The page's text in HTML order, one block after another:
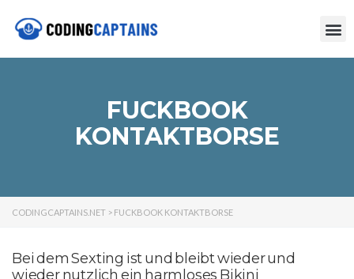
FUCKBOOK
KONTAKTBORSE
CODINGCAPTAINS.NET > FUCKBOOK KONTAKTBORSE
Bei dem Sexting ist und bleibt wieder und
wieder nutzlich ein harmloses Bikini